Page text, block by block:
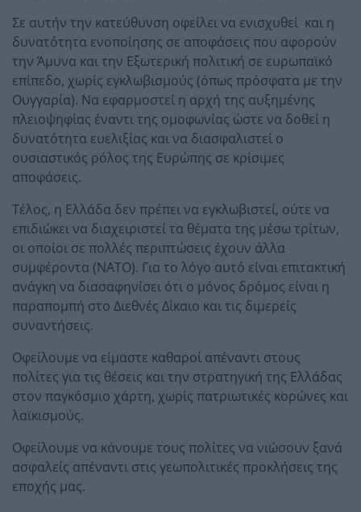
Σε αυτήν την κατεύθυνση οφείλει να ενισχυθεί και η
δυνατότητα ενοποίησης σε αποφάσεις που αφορούν
την Άμυνα και την Εξωτερική πολιτική σε ευρωπαϊκό
επίπεδο, χωρίς εγκλωβισμούς (όπως πρόσφατα με την
Ουγγαρία). Να εφαρμοστεί η αρχή της αυξημένης
πλειοψηφίας έναντι της ομοφωνίας ώστε να δοθεί η
δυνατότητα ευελιξίας και να διασφαλιστεί ο
ουσιαστικός ρόλος της Ευρώπης σε κρίσιμες
αποφάσεις.
Τέλος, η Ελλάδα δεν πρέπει να εγκλωβιστεί, ούτε να
επιδιώκει να διαχειριστεί τα θέματα της μέσω τρίτων,
οι οποίοι σε πολλές περιπτώσεις έχουν άλλα
συμφέροντα (ΝΑΤΟ). Για το λόγο αυτό είναι επιτακτική
ανάγκη να διασαφηνίσει ότι ο μόνος δρόμος είναι η
παραπομπή στο Διεθνές Δίκαιο και τις διμερείς
συναντήσεις.
Οφείλουμε να είμαστε καθαροί απέναντι στους
πολίτες για τις θέσεις και την στρατηγική της Ελλάδας
στον παγκόσμιο χάρτη, χωρίς πατριωτικές κορώνες και
λαϊκισμούς.
Οφείλουμε να κάνουμε τους πολίτες να νιώσουν ξανά
ασφαλείς απέναντι στις γεωπολιτικές προκλήσεις της
εποχής μας.